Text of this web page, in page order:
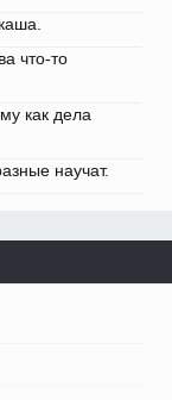
что-то
как дела
научат.